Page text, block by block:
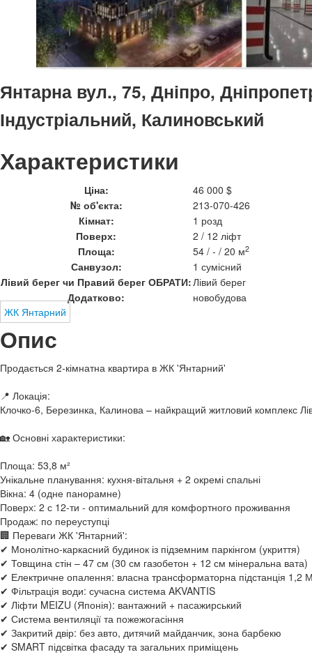
Янтарна вул., 75, Дніпро,
Індустріальний, Калиновський
Характеристики
Ціна:
46 000 $
№ об'єкта:
213-070-426
Кімнат:
1 розд
Поверх:
2 / 12 ліфт
Площа:
54 / - / 20 м2
Санвузол:
1 сумісний
Лівий берег чи Правий берег ОБРАТИ: Лівий берег
Додатково:
новобудова
ЖК Янтарний
Опис
Продається 2-кімнатна квартира в ЖК 'Янтарний'
📍 Локація:
Клочко-6, Березинка, Калинова – найкращий житловий комплекс
🏡 Основні характеристики:
Площа: 53,8 м²
Унікальне планування: кухня-вітальня + 2 окремі спальні
Вікна: 4 (одне панорамне)
Поверх: 2 с 12-ти - оптимальний для комфортного проживання
Продаж: по переуступці
🏢 Переваги ЖК 'Янтарний':
✔ Монолітно-каркасний будинок із підземним паркінгом (укриття)
✔ Товщина стін – 47 см (30 см газобетон + 12 см мінеральна вата)
✔ Електричне опалення: власна трансформаторна підстанція 1,2
✔ Фільтрація води: сучасна система AKVANTIS
✔ Ліфти MEIZU (Японія): вантажний + пасажирський
✔ Система вентиляції та пожежогасіння
✔ Закритий двір: без авто, дитячий майданчик, зона барбекю
✔ SMART підсвітка фасаду та загальних приміщень